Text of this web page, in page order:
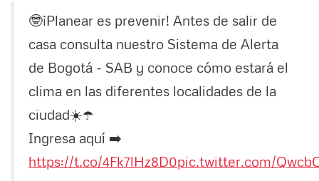
🤓¡Planear es prevenir! Antes de salir de
casa consulta nuestro Sistema de Alerta
de Bogotá - SAB y conoce cómo estará el
clima en las diferentes localidades de la
ciudad☀️☂️
Ingresa aquí ➡️
https://t.co/4Fk7lHz8D0pic.twitter.com/